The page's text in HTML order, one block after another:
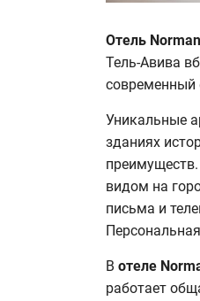
Отель
Тель-Авива
современный
Уникальные
зданиях
видом на
письма и
В отеле
работает